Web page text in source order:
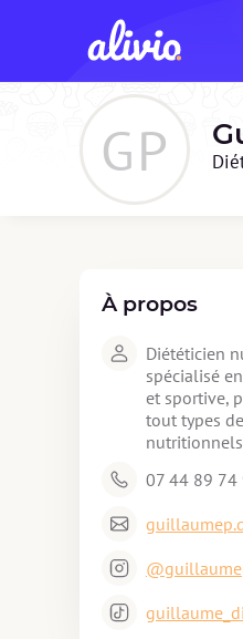
GP
À propos
Diététicien
spécialisé
et sportive,
tout types
07 44 89 74